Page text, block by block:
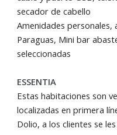
secador de cabello
Amenidades
Paraguas, Mini bar
seleccionadas
ESSENTIA
Estas habitaciones son
localizadas en primera
Dolio, a los clientes se